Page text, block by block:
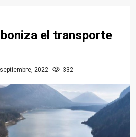
el transporte
2022 332